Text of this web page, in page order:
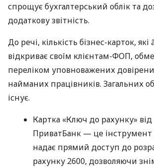
спрощує бухгалтерський облік та
додаткову звітність.
До речі, кількість бізнес-карток, які
відкриває своїм клієнтам-ФОП,
переліком уповноважених
найманих працівників. Загальних
існує.
Картка «Ключ до рахунку» від
ПриватБанк — це
надає прямий доступ до
рахунку 2600, дозволяючи